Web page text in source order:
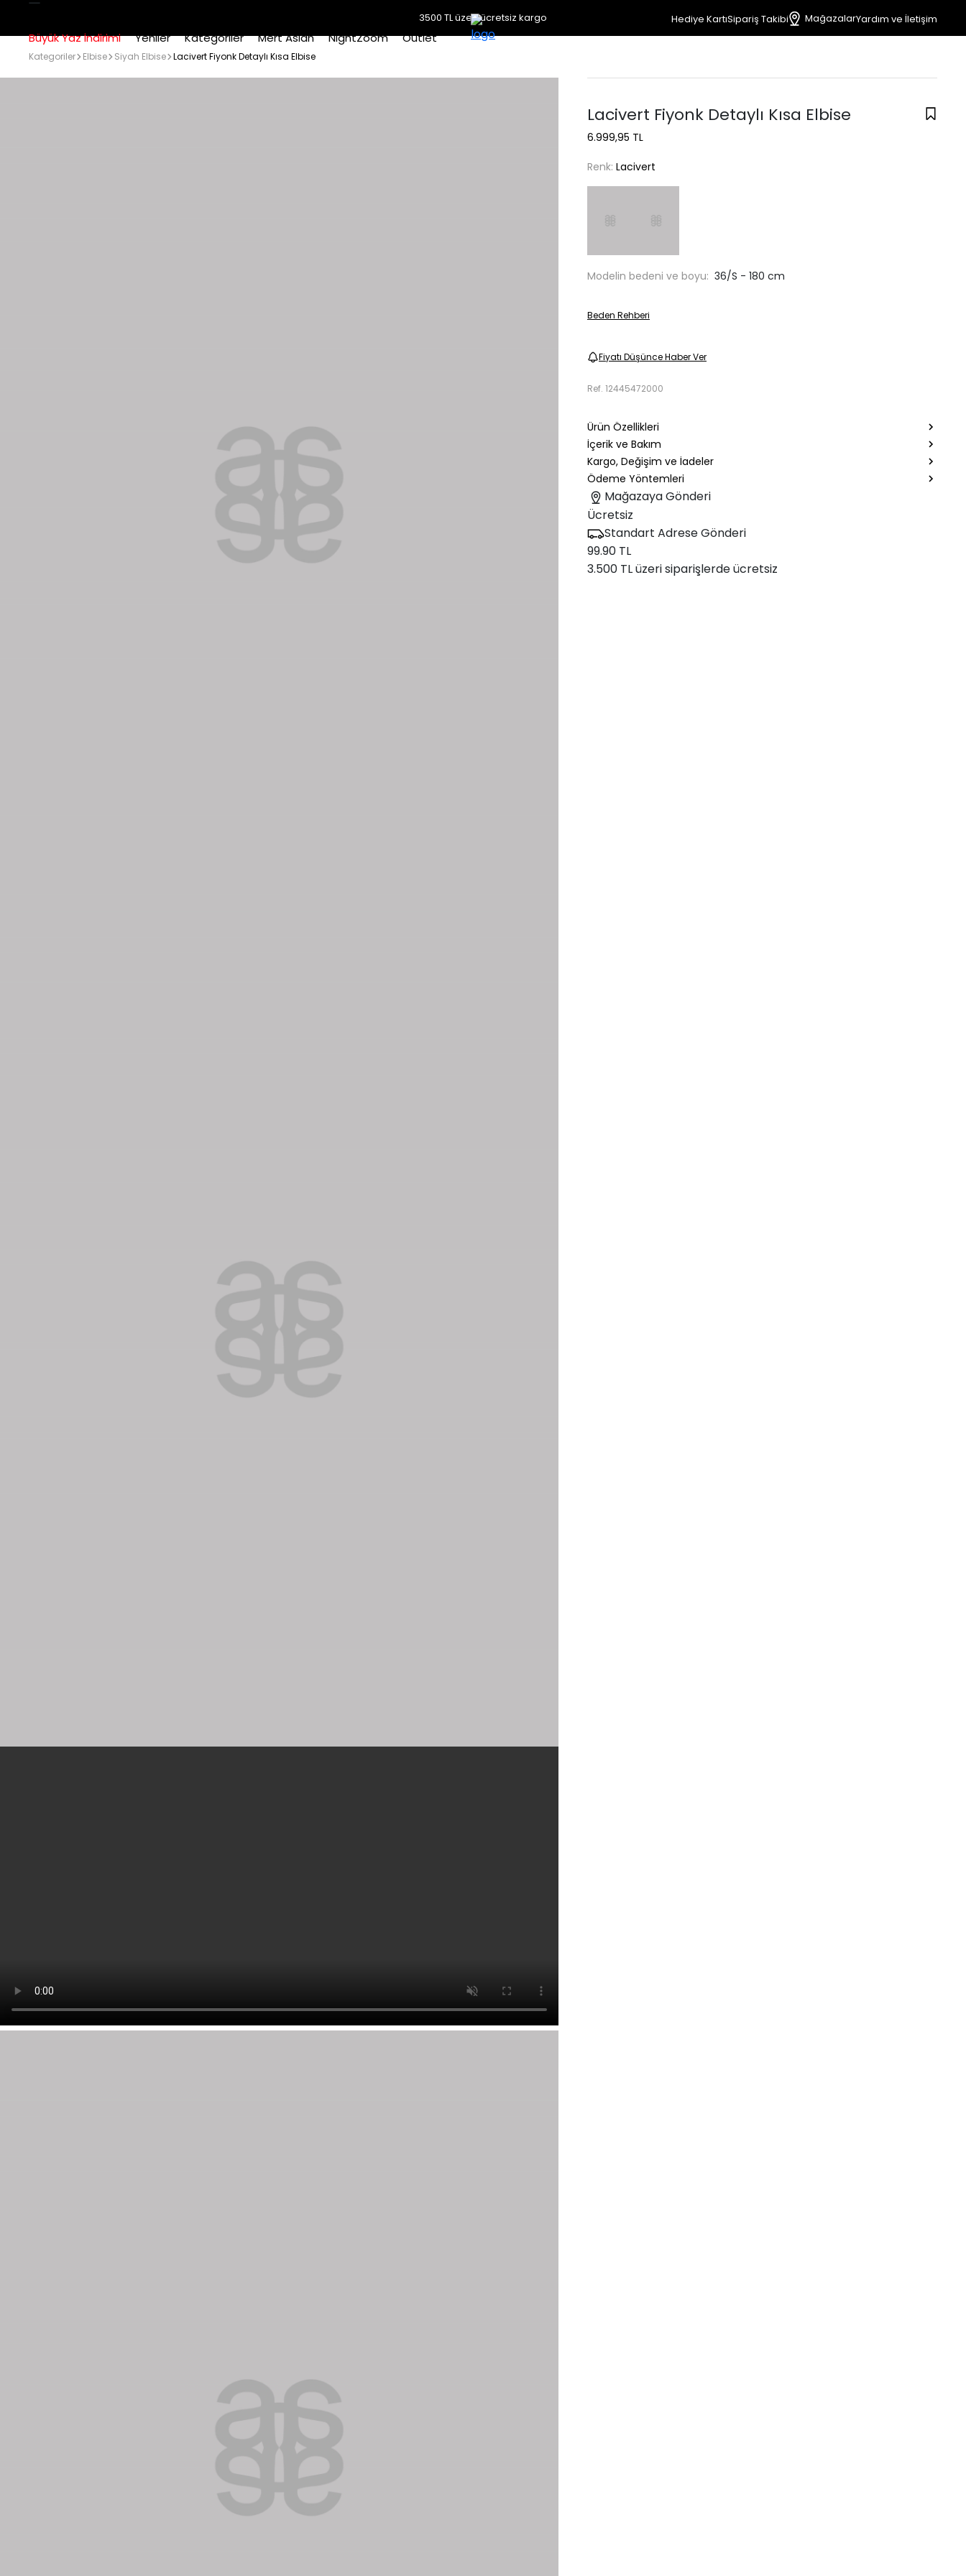
3500 TL üzeri ücretsiz kargo Hediye KartıSipariş Takibi MağazalarYardım ve İletişim
Büyük Yaz İndirimi Yeniler Kategoriler Mert Aslan NightZoom Outlet
Kategoriler Elbise Siyah Elbise Lacivert Fiyonk Detaylı Kısa Elbise
Lacivert Fiyonk Detaylı Kısa Elbise
6.999,95 TL
Renk: Lacivert
Modelin bedeni ve boyu: 36/S - 180 cm
Beden Rehberi
Fiyatı Düşünce Haber Ver
Ref. 12445472000
Ürün Özellikleri
İçerik ve Bakım
Kargo, Değişim ve İadeler
Ödeme Yöntemleri
Mağazaya Gönderi
Ücretsiz
Standart Adrese Gönderi
99.90 TL
3.500 TL üzeri siparişlerde ücretsiz